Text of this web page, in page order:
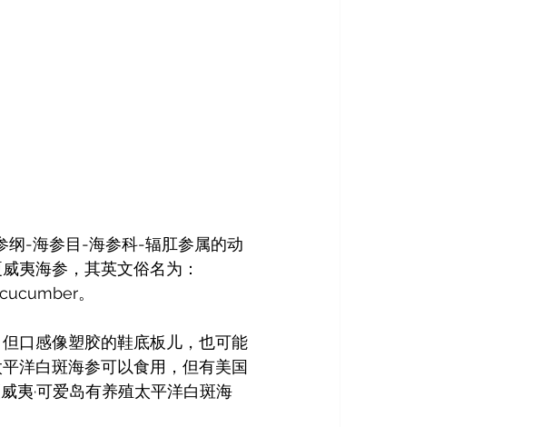
纲-海参目-海参科-辐肛参属的动
夷海参，其英文俗名为：
。
口感像塑胶的鞋底板儿，也可能
洋白斑海参可以食用，但有美国
夷·可爱岛有养殖太平洋白斑海